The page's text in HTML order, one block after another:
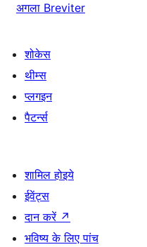
अगला Breviter
शोकेस
थीम्स
प्लगइन
पैटर्न्स
शामिल होइये
ईवेंट्स
दान करें ↗
भविष्य के लिए पांच